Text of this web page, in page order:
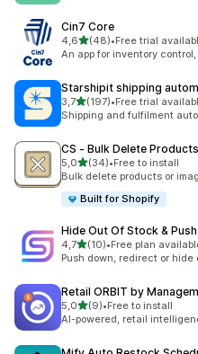
Cin7 Core
4,6av 5 stjerner
(48)
Totalt 48 omtaler
•Free trial
An app for inventory
Starshipit shipping
3,7av 5 stjerner
(197)
Totalt 197 omtaler
•Free trial
Shipping and fulfilment
CS ‑ Bulk Delete Products
5,0av 5 stjerner
(34)
Totalt 34 omtaler
•Free to install
Bulk delete products or
Built for Shopify
Hide Out Of Stock &
4,7av 5 stjerner
(10)
Totalt 10 omtaler
•Free plan
Push down, redirect or
Retail ORBIT by
5,0av 5 stjerner
(9)
Totalt 9 omtaler
•Free to install
AI-powered, retail